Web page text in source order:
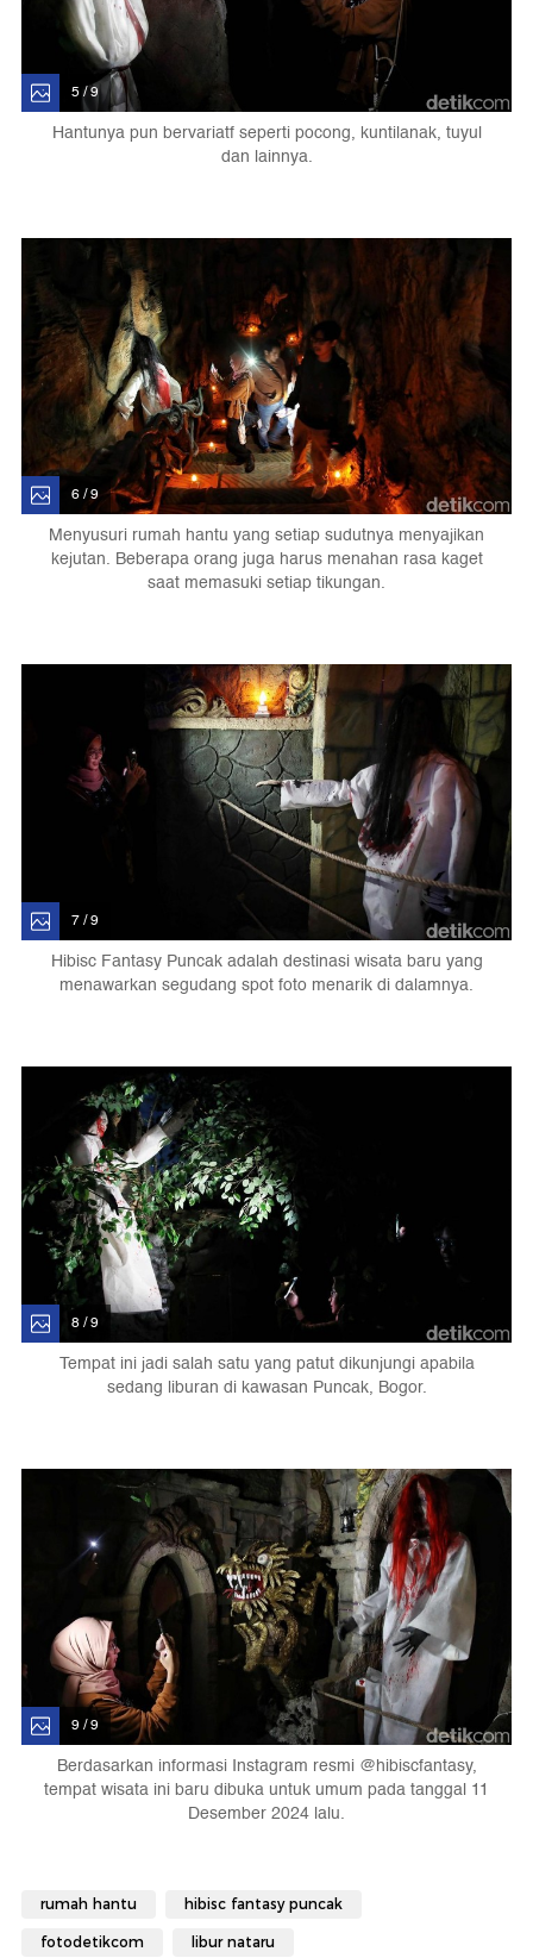
5 / 9
Hantunya pun bervariatf seperti pocong, kuntilanak, tuyul
dan lainnya.
6 / 9
Menyusuri rumah hantu yang setiap sudutnya menyajikan
kejutan. Beberapa orang juga harus menahan rasa kaget
saat memasuki setiap tikungan.
7 / 9
Hibisc Fantasy Puncak adalah destinasi wisata baru yang
menawarkan segudang spot foto menarik di dalamnya.
8 / 9
Tempat ini jadi salah satu yang patut dikunjungi apabila
sedang liburan di kawasan Puncak, Bogor.
9 / 9
Berdasarkan informasi Instagram resmi @hibiscfantasy,
tempat wisata ini baru dibuka untuk umum pada tanggal 11
Desember 2024 lalu.
rumah hantu hibisc fantasy puncak
fotodetikcom libur nataru